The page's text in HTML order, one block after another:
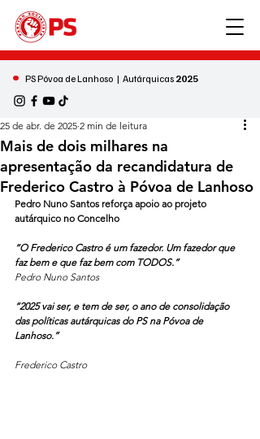
• PS Póvoa de Lanhoso | Autárquicas 2025
Mais de dois milhares na
apresentação da recandidatura de
Frederico Castro à Póvoa de Lanhoso
25 de abr. de 2025 2 min de leitura
Pedro Nuno Santos reforça apoio ao projeto
autárquico no Concelho
“O Frederico Castro é um fazedor. Um fazedor que
faz bem e que faz bem com TODOS.”
Pedro Nuno Santos
“2025 vai ser, e tem de ser, o ano de consolidação
das políticas autárquicas do PS na Póvoa de
Lanhoso.”
Frederico Castro